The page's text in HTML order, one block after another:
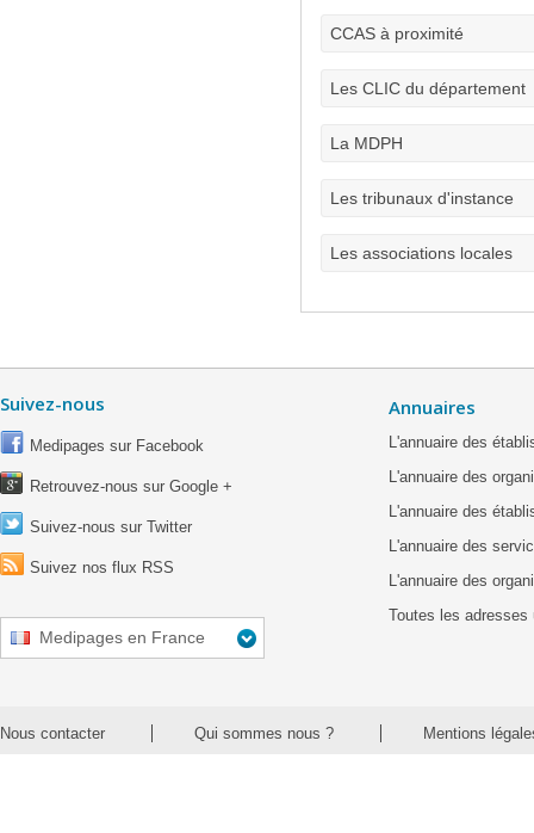
CCAS à proximité
Les CLIC du département
La MDPH
Les tribunaux d'instance
Les associations locales
Suivez-nous
Medipages sur Facebook
Retrouvez-nous sur Google +
Suivez-nous sur Twitter
Suivez nos flux RSS
Medipages en France
Annuaires
L'annuaire des
L'annuaire des
L'annuaire des
L'annuaire des
L'annuaire des
Toutes les adresses
Nous contacter Qui sommes nous ? Mentions